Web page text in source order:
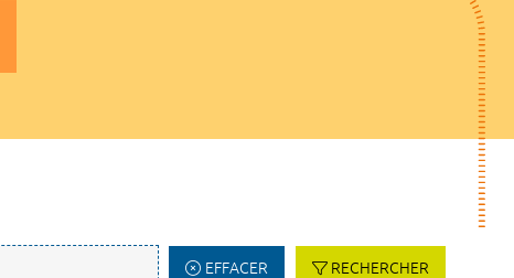
EFFACER RECHERCHER